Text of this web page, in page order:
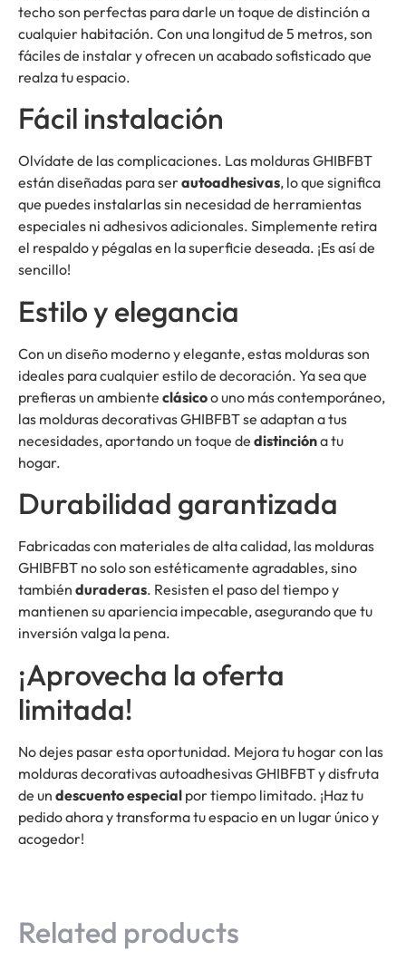
techo son perfectas para darle un toque de distinción a
cualquier habitación. Con una longitud de 5 metros, son
fáciles de instalar y ofrecen un acabado sofisticado que
realza tu espacio.
Fácil instalación
Olvídate de las complicaciones. Las molduras GHIBFBT
están diseñadas para serautoadhesivas, lo que significa
que puedes instalarlas sin necesidad de herramientas
especiales ni adhesivos adicionales. Simplemente retira
el respaldo y pégalas en la superficie deseada. ¡Es así de
sencillo!
Estilo y elegancia
Con un diseño moderno y elegante, estas molduras son
ideales para cualquier estilo de decoración. Ya sea que
prefieras un ambiente clásicoo uno más contemporáneo,
las molduras decorativas GHIBFBT se adaptan a tus
necesidades, aportando un toque de distincióna tu
hogar.
Durabilidad garantizada
Fabricadas con materiales de alta calidad, las molduras
GHIBFBT no solo son estéticamente agradables, sino
también duraderas. Resisten el paso del tiempo y
mantienen su apariencia impecable, asegurando que tu
inversión valga la pena.
¡Aprovecha la oferta
limitada!
No dejes pasar esta oportunidad. Mejora tu hogar con las
molduras decorativas autoadhesivas GHIBFBT y disfruta
de un descuento especial por tiempo limitado. ¡Haz tu
pedido ahora y transforma tu espacio en un lugar único y
acogedor!
Related products